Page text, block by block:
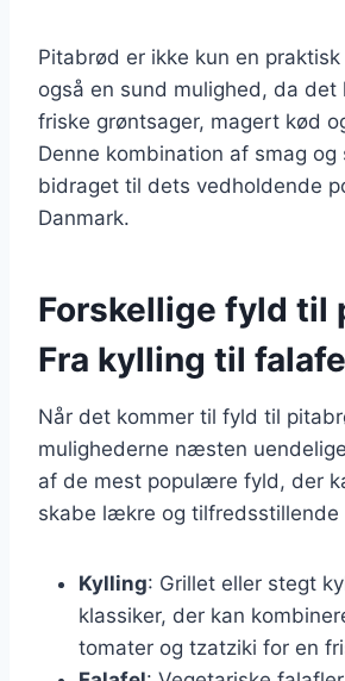
Pitabrød er ikke kun en
også en sund mulighed, da det
friske grøntsager, magert kød
Denne kombination af smag og
bidraget til dets vedholdende
Danmark.
Forskellige fyld til
Fra kylling til
Når det kommer til fyld til
mulighederne næsten
af de mest populære fyld, der
skabe lækre og tilfredsstillende
Kylling: Grillet eller stegt
klassiker, der kan
tomater og tzatziki for en